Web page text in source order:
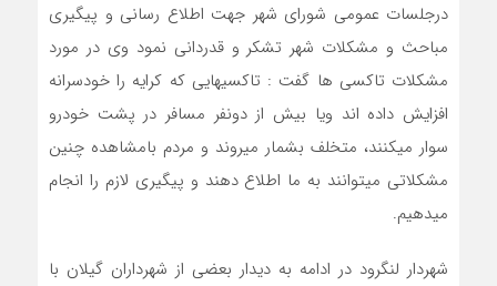
درجلسات عمومی شورای شهر جهت اطلاع رسانی و پیگیری
مباحث و مشکلات شهر تشکر و قدردانی نمود وی در مورد
مشکلات تاکسی ها گفت : تاکسیهایی که کرایه را خودسرانه
افزایش داده اند ویا بیش از دونفر مسافر در پشت خودرو
سوار میکنند، متخلف بشمار میروند و مردم بامشاهده چنین
مشکلاتی میتوانند به ما اطلاع دهند و پیگیری لازم را انجام
میدهیم.
شهردار لنگرود در ادامه به دیدار بعضی از شهرداران گیلان با